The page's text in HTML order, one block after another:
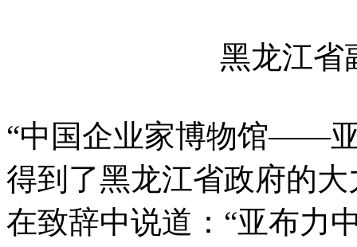
黑龙江省
“中国企业家博物馆——
得到了黑龙江省政府的
在致辞中说道：“亚布力